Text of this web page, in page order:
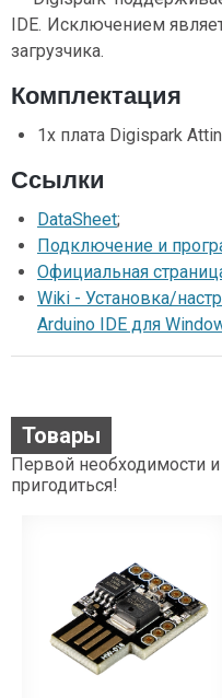
IDE. Исключением
загрузчика.
Комплектация
1х плата Digispark
Ссылки
DataSheet;
Подключение и
Официальная
Wiki - Установка/
Arduino IDE для
Товары
Первой необходимости
пригодиться!